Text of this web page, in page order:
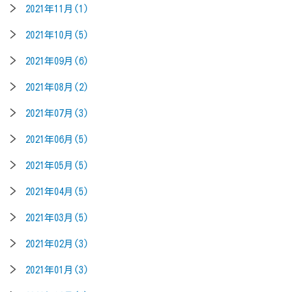
2021年11月(1)
2021年10月(5)
2021年09月(6)
2021年08月(2)
2021年07月(3)
2021年06月(5)
2021年05月(5)
2021年04月(5)
2021年03月(5)
2021年02月(3)
2021年01月(3)